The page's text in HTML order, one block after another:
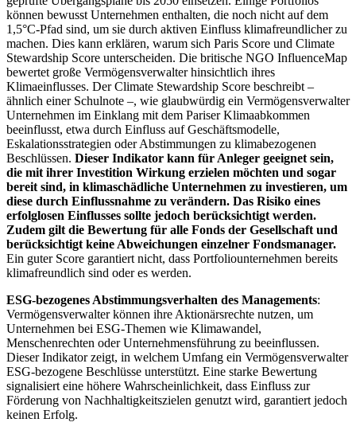
können bewusst Unternehmen enthalten, die noch nicht auf dem
1,5°C-Pfad sind, um sie durch aktiven Einfluss klimafreundlicher zu
machen. Dies kann erklären, warum sich Paris Score und Climate
Stewardship Score unterscheiden. Die britische NGO InfluenceMap
bewertet große Vermögensverwalter hinsichtlich ihres
Klimaeinflusses. Der Climate Stewardship Score beschreibt –
ähnlich einer Schulnote –, wie glaubwürdig ein Vermögensverwalter
Unternehmen im Einklang mit dem Pariser Klimaabkommen
beeinflusst, etwa durch Einfluss auf Geschäftsmodelle,
Eskalationsstrategien oder Abstimmungen zu klimabezogenen
Beschlüssen. Dieser Indikator kann für Anleger geeignet sein,
die mit ihrer Investition Wirkung erzielen möchten und sogar
bereit sind, in klimaschädliche Unternehmen zu investieren, um
diese durch Einflussnahme zu verändern. Das Risiko eines
erfolglosen Einflusses sollte jedoch berücksichtigt werden.
Zudem gilt die Bewertung für alle Fonds der Gesellschaft und
berücksichtigt keine Abweichungen einzelner Fondsmanager.
Ein guter Score garantiert nicht, dass Portfoliounternehmen bereits
klimafreundlich sind oder es werden.
ESG-bezogenes Abstimmungsverhalten des Managements:
Vermögensverwalter können ihre Aktionärsrechte nutzen, um
Unternehmen bei ESG-Themen wie Klimawandel,
Menschenrechten oder Unternehmensführung zu beeinflussen.
Dieser Indikator zeigt, in welchem Umfang ein Vermögensverwalter
ESG-bezogene Beschlüsse unterstützt. Eine starke Bewertung
signalisiert eine höhere Wahrscheinlichkeit, dass Einfluss zur
Förderung von Nachhaltigkeitszielen genutzt wird, garantiert jedoch
keinen Erfolg.